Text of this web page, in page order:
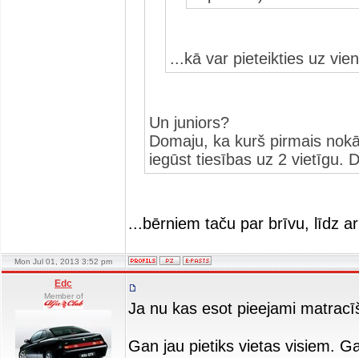
...kā var pieteikties uz
Un juniors?
Domaju, ka kurš pirmais
iegūst tiesības uz 2 vietīgu.
...bērniem taču par brīvu, līdz
Mon Jul 01, 2013 3:52 pm
Edc
Member of
Ja nu kas esot pieejami
Gan jau pietiks vietas visiem.